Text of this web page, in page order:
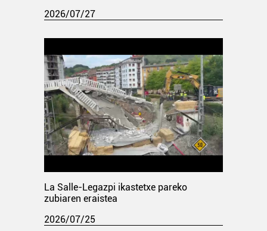
2026/07/27
La Salle-Legazpi ikastetxe pareko
zubiaren eraistea
2026/07/25